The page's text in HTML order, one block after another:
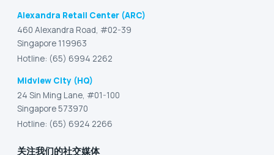
Alexandra Retail Center (ARC)
460 Alexandra Road, #02-39
Singapore 119963
Hotline: (65) 6994 2262
Midview City (HQ)
24 Sin Ming Lane, #01-100
Singapore 573970
Hotline: (65) 6924 2266
关注我们的社交媒体